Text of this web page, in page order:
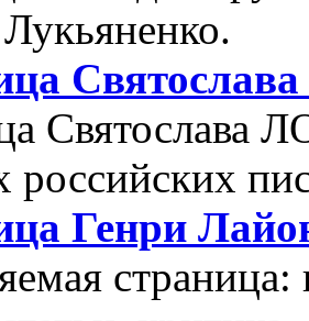
Святослава
Генри